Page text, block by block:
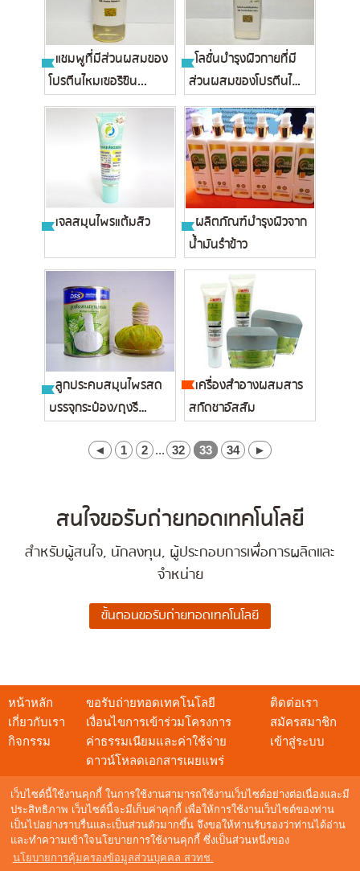
เว็บไซต์นี้ใช้งานคุกกี้ ในการใช้งานสามารถใช้งานเว็บไซต์อย่างต่อเนื่องและมี
ประสิทธิภาพ เว็บไซต์นี้จะมีเก็บค่าคุกกี้ เพื่อให้การใช้งานเว็บไซต์ของท่าน
เป็นไปอย่างราบรื่นและเป็นส่วนตัวมากขึ้น จึงขอให้ท่านรับรองว่าท่านได้อ่าน
และทำความเข้าใจนโยบายการใช้งานคุกกี้ ซึ่งเป็นส่วนหนึ่งของ
นโยบายการคุ้มครองข้อมูลส่วนบุคคล สวทช.
แชมพูที่มีส่วนผสมของ
โปรตีนไหมเซอริซิน...
โลชั่นบำรุงผิวกายที่มี
ส่วนผสมของโปรตีนไหม
เซอร...
เจลสมุนไพรแต้มสิว
ผลิตภัณฑ์บำรุงผิวจาก
น้ำมันรำข้าว
ลูกประคบสมุนไพรสด
บรรจุกระป๋อง/ถุงรี
เครื่องสำอางผสมสาร
สกัดชาอัสสัม
◄ 1 2 ... 32 33 34 ►
สนใจขอรับถ่ายทอดเทคโนโลยี
สำหรับผู้สนใจ, นักลงทุน, ผู้ประกอบการเพื่อการผลิตและ
จำหน่าย
หน้าหลัก
เกี่ยวกับเรา
กิจกรรม
ขอรับถ่ายทอดเทคโนโลยี
เงื่อนไขการเข้าร่วมโครงการ
ค่าธรรมเนียมและค่าใช้จ่าย
ดาวน์โหลดเอกสารเผยแพร่
ติดต่อเรา
สมัครสมาชิก
เข้าสู่ระบบ
สอบถามข้อมูล
อีเมล :techshow@nstda.or.th